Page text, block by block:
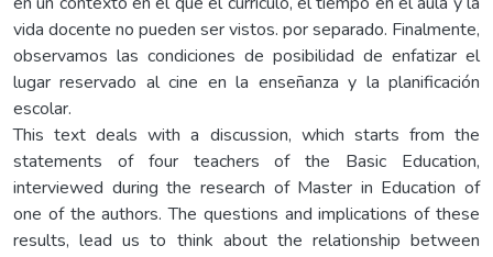
vida docente no pueden ser vistos. por separado. Finalmente,
observamos las condiciones de posibilidad de enfatizar el
lugar reservado al cine en la enseñanza y la planificación
escolar.
This text deals with a discussion, which starts from the
statements of four teachers of the Basic Education,
interviewed during the research of Master in Education of
one of the authors. The questions and implications of these
results, lead us to think about the relationship between